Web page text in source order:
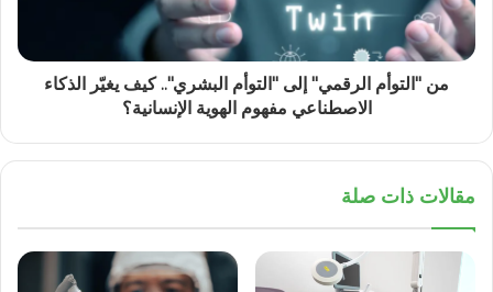
من "التوأم الرقمي" إلى "التوأم البشري".. كيف يغيّر الذكاء
الاصطناعي مفهوم الهوية الإنسانية؟
مقالات ذات صلة